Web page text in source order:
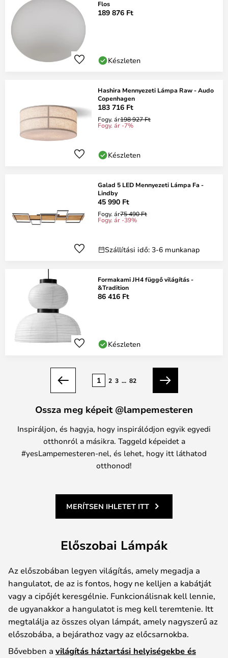
Flos
189 876 Ft
Készleten
Hashira Mennyezeti Lámpa Raw - Audo
Copenhagen
183 716 Ft
Fogy. ár198 927 Ft
Fogy. ár -7%
Készleten
Galad 5 LED Mennyezeti Lámpa Fa -
Lindby
45 990 Ft
Fogy. ár75 490 Ft
Fogy. ár -39%
Szállítási idő: 3-6 munkanap
Formakami JH4 függő világítás -
&Tradition
86 416 Ft
Készleten
Előző
1 2 3 ... 82
Következő
Ossza meg képeit @lampemesteren
Inspiráljon, és hagyja, hogy inspirálódjon egyik egyedi
otthonról a másikra. Taggeld képeidet a
#yesLampemesteren-nel, és lehet, hogy itt láthatod
otthonod!
MERÍTSEN IHLETET ITT
Előszobai Lámpák
Az előszobában legyen világítás, amely megadja a
hangulatot, de az is fontos, hogy ne kelljen a kabátját
vagy a cipőjét keresgélnie. Funkcionálisnak kell lennie,
de ugyanakkor a hangulatot is meg kell teremtenie. Itt
megtalálja az összes olyan lámpát, amely nagyszerű az
előszobába, a bejárathoz vagy az előcsarnokba.
Bővebben a világítás háztartási helyiségekbe és